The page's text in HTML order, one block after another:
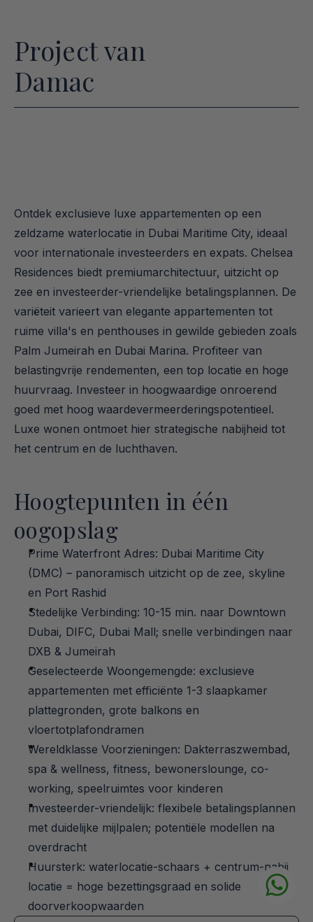
Project van
Damac
Ontdek exclusieve luxe appartementen op een
zeldzame waterlocatie in Dubai Maritime City, ideaal
voor internationale investeerders en expats. Chelsea
Residences biedt premiumarchitectuur, uitzicht op
zee en investeerder-vriendelijke betalingsplannen. De
variëteit varieert van elegante appartementen tot
ruime villa's en penthouses in gewilde gebieden zoals
Palm Jumeirah en Dubai Marina. Profiteer van
belastingvrije rendementen, een top locatie en hoge
huurvraag. Investeer in hoogwaardige onroerend
goed met hoog waardevermeerderingspotentieel.
Luxe wonen ontmoet hier strategische nabijheid tot
het centrum en de luchthaven.
Hoogtepunten in één
oogopslag
Prime Waterfront Adres: Dubai Maritime City
(DMC) – panoramisch uitzicht op de zee, skyline
en Port Rashid
Stedelijke Verbinding: 10-15 min. naar Downtown
Dubai, DIFC, Dubai Mall; snelle verbindingen naar
DXB & Jumeirah
Geselecteerde Woongemengde: exclusieve
appartementen met efficiënte 1-3 slaapkamer
plattegronden, grote balkons en
vloertotplafondramen
Wereldklasse Voorzieningen: Dakterraszwembad,
spa & wellness, fitness, bewonerslounge, co-
working, speelruimtes voor kinderen
Investeerder-vriendelijk: flexibele betalingsplannen
met duidelijke mijlpalen; potentiële modellen na
overdracht
Huursterk: waterlocatie-schaars + centrum-nabij
locatie = hoge bezettingsgraad en solide
doorverkoopwaarden